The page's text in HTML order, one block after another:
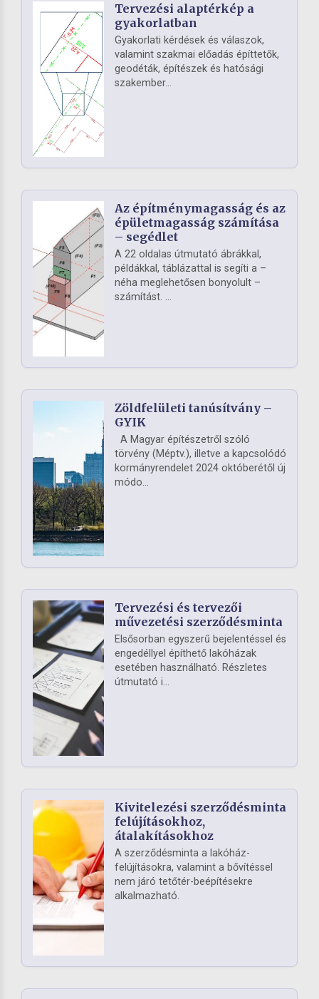
Tervezési alaptérkép a
gyakorlatban
Gyakorlati kérdések és válaszok,
valamint szakmai előadás építtetők,
geodéták, építészek és hatósági
szakember...
Az építménymagasság és az
épületmagasság számítása
– segédlet
A 22 oldalas útmutató ábrákkal,
példákkal, táblázattal is segíti a –
néha meglehetősen bonyolult –
számítást. ...
Zöldfelületi tanúsítvány –
GYIK
A Magyar építészetről szóló
törvény (Méptv.), illetve a kapcsolódó
kormányrendelet 2024 októberétől új
módo...
Tervezési és tervezői
művezetési szerződésminta
Elsősorban egyszerű bejelentéssel és
engedéllyel építhető lakóházak
esetében használható. Részletes
útmutató i...
Kivitelezési szerződésminta
felújításokhoz,
átalakításokhoz
A szerződésminta a lakóház-
felújításokra, valamint a bővítéssel
nem járó tetőtér-beépítésekre
alkalmazható.